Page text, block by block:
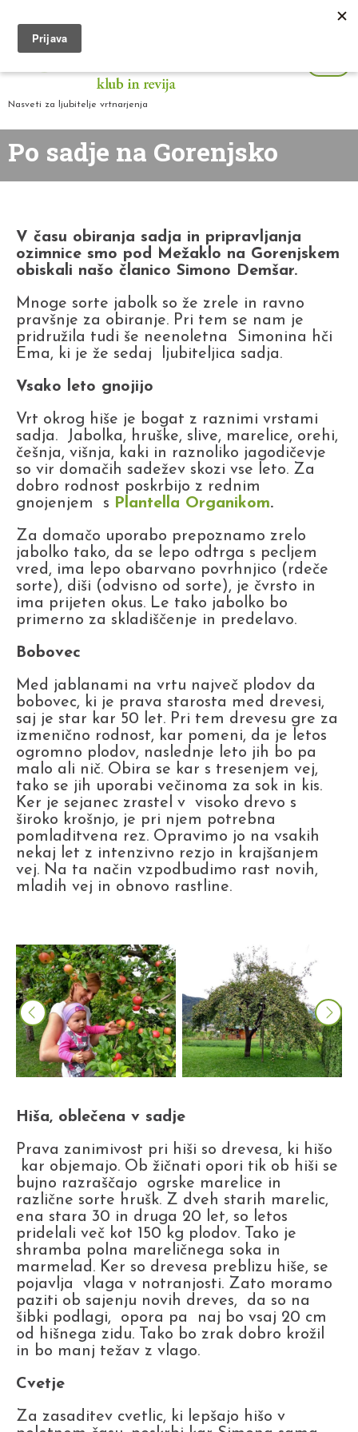
Nasveti za ljubitelje vrtnarjenja
Po sadje na Gorenjsko
V času obiranja sadja in pripravljanja
ozimnice smo pod Mežaklo na Gorenjskem
obiskali našo članico Simono Demšar.
Mnoge sorte jabolk so že zrele in ravno
pravšnje za obiranje. Pri tem se nam je
pridružila tudi še neenoletna Simonina hči
Ema, ki je že sedaj ljubiteljica sadja.
Vsako leto gnojijo
Vrt okrog hiše je bogat z raznimi vrstami
sadja. Jabolka, hruške, slive, marelice, orehi,
češnja, višnja, kaki in raznoliko jagodičevje
so vir domačih sadežev skozi vse leto. Za
dobro rodnost poskrbijo z rednim
gnojenjem s Plantella Organikom.
Za domačo uporabo prepoznamo zrelo
jabolko tako, da se lepo odtrga s pecljem
vred, ima lepo obarvano povrhnjico (rdeče
sorte), diši (odvisno od sorte), je čvrsto in
ima prijeten okus. Le tako jabolko bo
primerno za skladiščenje in predelavo.
Bobovec
Med jablanami na vrtu največ plodov da
bobovec, ki je prava starosta med drevesi,
saj je star kar 50 let. Pri tem drevesu gre za
izmenično rodnost, kar pomeni, da je letos
ogromno plodov, naslednje leto jih bo pa
malo ali nič. Obira se kar s tresenjem vej,
tako se jih uporabi večinoma za sok in kis.
Ker je sejanec zrastel v visoko drevo s
široko krošnjo, je pri njem potrebna
pomladitvena rez. Opravimo jo na vsakih
nekaj let z intenzivno rezjo in krajšanjem
vej. Na ta način vzpodbudimo rast novih,
mladih vej in obnovo rastline.
Hiša, oblečena v sadje
Prava zanimivost pri hiši so drevesa, ki hišo
kar objemajo. Ob žičnati opori tik ob hiši se
bujno razraščajo ogrske marelice in
različne sorte hrušk. Z dveh starih marelic,
ena stara 30 in druga 20 let, so letos
pridelali več kot 150 kg plodov. Tako je
shramba polna mareličnega soka in
marmelad. Ker so drevesa preblizu hiše, se
pojavlja vlaga v notranjosti. Zato moramo
paziti ob sajenju novih dreves, da so na
šibki podlagi, opora pa naj bo vsaj 20 cm
od hišnega zidu. Tako bo zrak dobro krožil
in bo manj težav z vlago.
Cvetje
Za zasaditev cvetlic, ki lepšajo hišo v